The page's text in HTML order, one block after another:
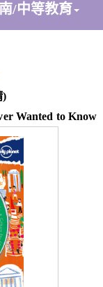
/中等教育
)
Wanted to Know